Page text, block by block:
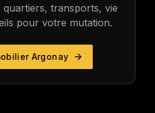
quartiers, transports, vie
pour votre mutation.
Argonay